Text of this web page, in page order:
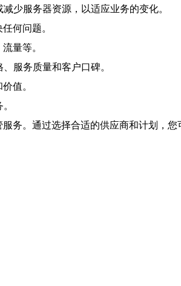
少服务器资源，以适应业务的变化。
何问题。
量等。
服务质量和客户口碑。
值。
务。通过选择合适的供应商和计划，